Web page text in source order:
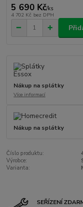
5 690 Kč/ks
4 702 Kč bez DPH
Nákup na splátky
Více informací
Nákup na splátky
Číslo produktu:
Výrobce:
Varianta:
SEŘÍZENÍ